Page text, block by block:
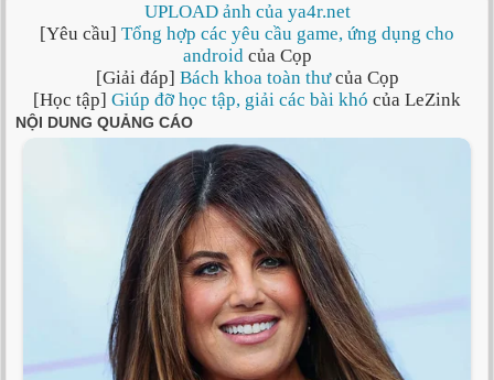
UPLOAD ảnh của ya4r.net
[Yêu cầu] Tổng hợp các yêu cầu game, ứng dụng cho
androidcủa Cọp
[Giải đáp] Bách khoa toàn thưcủa Cọp
[Học tập] Giúp đỡ học tập, giải các bài khó của LeZink